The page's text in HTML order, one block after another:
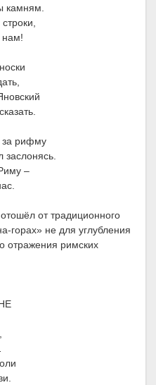
камням.
нам!
за рифму
заслонясь.
–
от традиционного
горах» не для углубления
отражения римских